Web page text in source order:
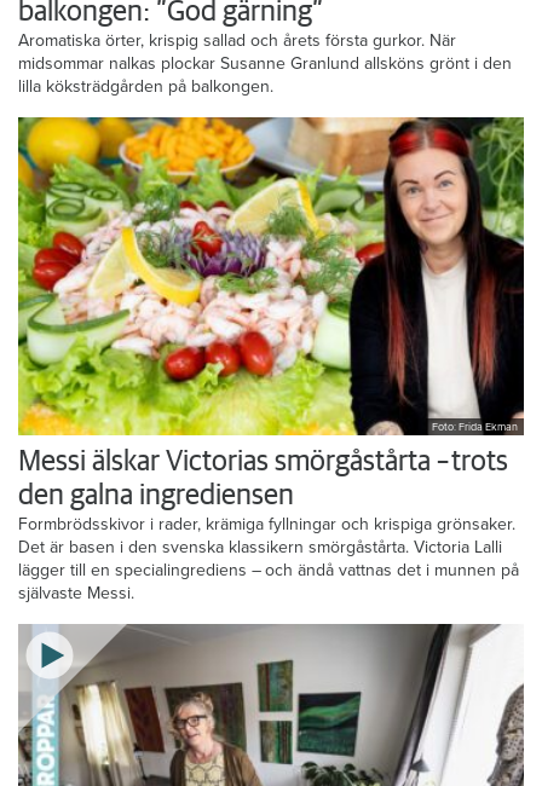
balkongen: ”God gärning”
Aromatiska örter, krispig sallad och årets första gurkor. När
midsommar nalkas plockar Susanne Granlund allsköns grönt i den
lilla köksträdgården på balkongen.
Foto: Frida Ekman
Messi älskar Victorias smörgåstårta – trots
den galna ingrediensen
Formbrödsskivor i rader, krämiga fyllningar och krispiga grönsaker.
Det är basen i den svenska klassikern smörgåstårta. Victoria Lalli
lägger till en specialingrediens – och ändå vattnas det i munnen på
självaste Messi.